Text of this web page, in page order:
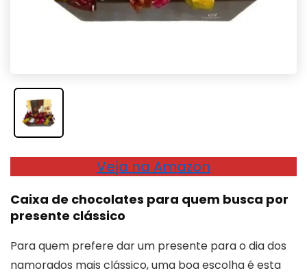
Veja na Amazon
Caixa de chocolates para quem busca por
presente clássico
Para quem prefere dar um presente para o dia dos
namorados mais clássico, uma boa escolha é esta